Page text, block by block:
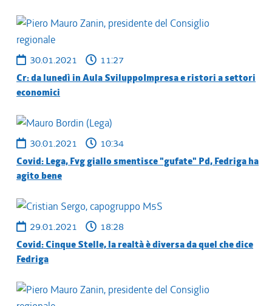
30.01.2021 11:27
Cr: da lunedì in Aula SviluppoImpresa e ristori a settori
economici
30.01.2021 10:34
Covid: Lega, Fvg giallo smentisce "gufate" Pd, Fedriga ha
agito bene
29.01.2021 18:28
Covid: Cinque Stelle, la realtà è diversa da quel che dice
Fedriga